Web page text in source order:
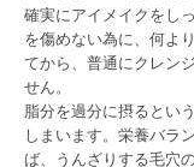
確実にアイメイクをし
を傷めない為に、何よ
てから、普通にクレン
せん。
脂分を過分に摂るとい
しまいます。栄養バラ
ば、うんざりする毛穴